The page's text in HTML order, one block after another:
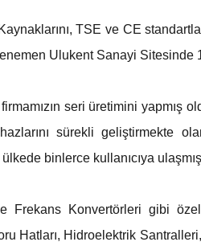
TSE ve CE
Ulukent Sanayi
seri üretimini yapmış
sürekli geliştirmekte
binlerce kullanıcıya
Frekans Konvertörleri gibi
Hatları, Hidroelektrik